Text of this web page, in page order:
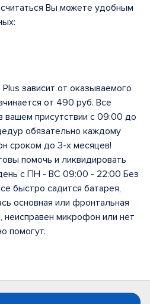
Вы можете удобным
зависит от оказываемого
от 490 руб. Все
вашем присутствии с 09:00 до
обязательно каждому
сроком до 3-х месяцев!
помочь и ликвидировать
с ПН - ВС 09:00 - 22:00 Без
быстро садится батарея,
основная или фронтальная
неисправен микрофон или нет
помогут.